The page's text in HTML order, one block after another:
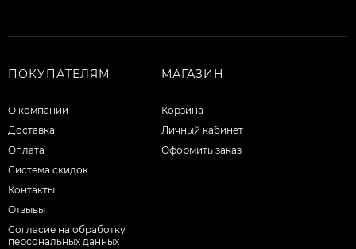
ПОКУПАТЕЛЯМ
О компании
Доставка
Оплата
Система скидок
Контакты
Отзывы
Согласие на обработку
персональных данных
МАГАЗИН
Корзина
Личный кабинет
Оформить заказ